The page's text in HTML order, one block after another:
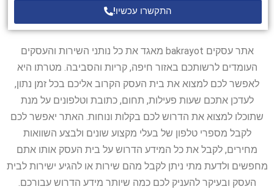
התקשרו עכשיו!
אתר עסקים bakrayot מאגד את כל נותני השירות והעסקים
העומדים לרשותכם באזור חיפה, קריות והסביבה. מטרתו היא
לאפשר לכם למצוא את בית העסק הקרוב אליכם בכל זמן נתון,
לעדכן אתכם שעות פעילות, תחום, כתובת וטלפונים על מנת
שתוכלו למצוא את הדרוש לכם בקלות ונוחות. האתר יאפשר לכם
לקבל מספרי טלפון של בעלי מקצוע שונים ולבצע השוואות
מחירים, לקבל את כל המידע הדרוש על בית העסק אותו אתם
מחפשים ולדעת מתי ניתן לקבל מהם שירות או להגיע ישירות לבית
העסק ובעיקר להעניק לכם כמה שיותר מידע הדרוש עבורכם.